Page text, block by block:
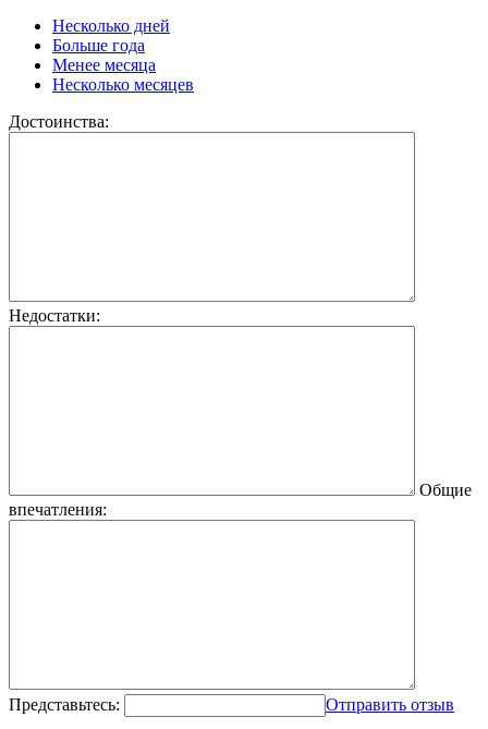
Несколько дней
Больше года
Менее месяца
Несколько месяцев
Достоинства:
Недостатки:
Общие
впечатления:
Представьтесь: Отправить отзыв